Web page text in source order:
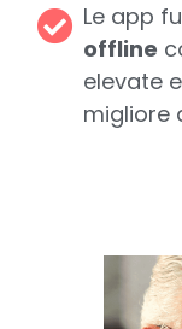
Le app
offline
elevate
migliore